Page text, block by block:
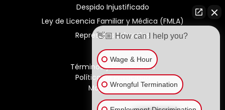
Despido Injustificado
Ley de Licencia Familiar y Médica (FMLA)
Represalias Laborales
Términos y Condiciones
Política de Privacidad
Mapa del Sitio
👋🏼 How can I help you?
Wage & Hour
Wrongful Termination